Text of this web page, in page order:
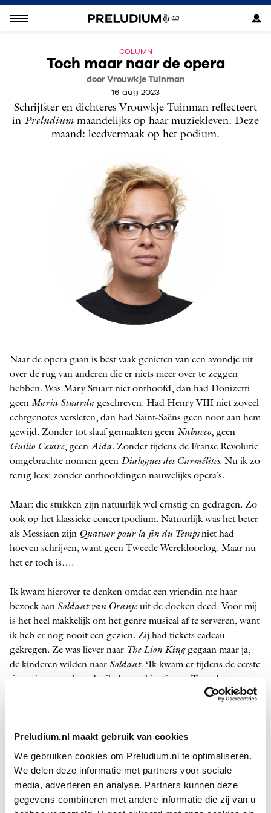
Preludium.nl maakt gebruik van cookies
We gebruiken cookies om Preludium.nl te optimaliseren.
We delen deze informatie met partners voor sociale
media, adverteren en analyse. Partners kunnen deze
gegevens combineren met andere informatie die zij van u
COLUMN
Toch maar naar de opera
door Vrouwkje Tuinman
16 aug 2023
Schrijfster en dichteres Vrouwkje Tuinman reflecteert
in Preludium maandelijks op haar muziekleven. Deze
maand: leedvermaak op het podium.
FOTO: MILAGRO ELSTAK
Naar de opera gaan is best vaak genieten van een avondje uit
over de rug van anderen die er niets meer over te zeggen
hebben. Was Mary Stuart niet onthoofd, dan had Donizetti
geen Maria Stuarda geschreven. Had Henry VIII niet zoveel
echtgenotes versleten, dan had Saint-Saëns geen noot aan hem
gewijd. Zonder tot slaaf gemaakten geen Nabucco, geen
Guilio Cesare, geen Aida. Zonder tijdens de Franse Revolutie
omgebrachte nonnen geen ­ Dialogues des Carmélites. Nu ik zo
terug lees: zonder onthoofdingen nauwelijks opera’s.
Maar: die stukken zijn natuurlijk wel ernstig en gedragen. Zo
ook op het klassieke concertpodium. Natuurlijk was het beter
als Messiaen zijn Quatuor pour la fin du Tempsniet had
hoeven schrijven, want geen Tweede Wereldoorlog. Maar nu
het er toch is….
Ik kwam hierover te denken omdat een vriendin me haar
bezoek aan Soldaat van Oranjeuit de doeken deed. Voor mij
is het heel makkelijk om het genre musical af te serveren, want
ik heb er nog nooit een gezien. Zij had tickets cadeau
gekregen. Ze was liever naar The Lion Kinggegaan maar ja,
de kinderen wilden naar Soldaat. ‘Ik kwam er tijdens de eerste
tien minuten achter dat ik de combinatie van Tweede
Wereldoorlog-ellende en entertainment nogal ongelukkig
denken.’ Ook dat was niet zo onderhoudend.
Waar lag het probleem? vroeg ik. Luchtig of zelfs komisch
bedoelde dialogen? Efteling-decorstukken? Het showballet?
Al die zaken, zei ze. ‘Maar vooral die Tweede Wereldoorlog,
waar niet meer dan een rammelend verhaal uit was gehaald.’